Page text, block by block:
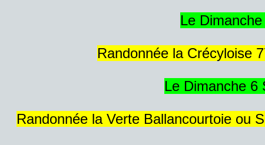
Le
Randonnée la Crécyloise
Le Dimanche 6
Randonnée la Verte Ballancourtoie ou